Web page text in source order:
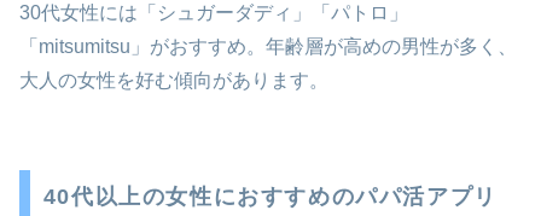
30代女性には「シュガーダディ」「パトロ」
「mitsumitsu」がおすすめ。年齢層が高めの男性が多く、
大人の女性を好む傾向があります。
40代以上の女性におすすめのパパ活アプリ